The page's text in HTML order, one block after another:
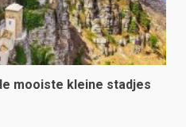
mooiste kleine stadjes